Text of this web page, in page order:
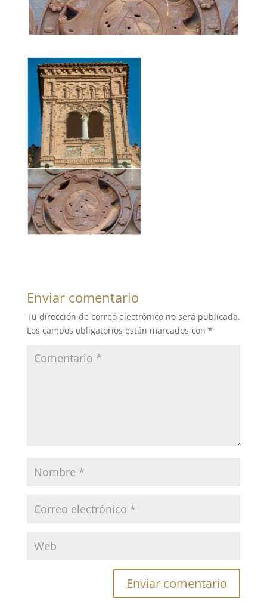
Enviar comentario
Tu dirección de correo electrónico no será publicada.
Los campos obligatorios están marcados con *